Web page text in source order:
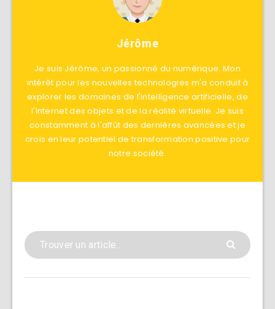
Jérôme
Je suis Jérôme, un passionné du numérique. Mon
intérêt pour les nouvelles technologies m'a conduit à
explorer les domaines de l'intelligence artificielle, de
l'Internet des objets et de la réalité virtuelle. Je suis
constamment à l'affût des dernières avancées et je
crois en leur potentiel de transformation positive pour
notre société.